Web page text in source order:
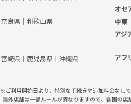
奈良県 ｜ 和歌山県
宮崎県 ｜ 鹿児島県 ｜ 沖縄県
オセ
中東
アジ
アフ
※ご利用開始日より、特別な手続きや追加料金なし
海外店舗は一部ルールが異なりますので、 各国の店